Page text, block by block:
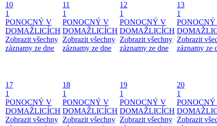
10
1
PONOCNÝ V
DOMAŽLICÍCH
Zobrazit všechny
záznamy ze dne
11
1
PONOCNÝ V
DOMAŽLICÍCH
Zobrazit všechny
záznamy ze dne
12
1
PONOCNÝ V
DOMAŽLICÍCH
Zobrazit všechny
záznamy ze dne
13
1
Zobrazit
záznamy ze
17
1
PONOCNÝ V
DOMAŽLICÍCH
Zobrazit všechny
18
1
PONOCNÝ V
DOMAŽLICÍCH
Zobrazit všechny
19
1
PONOCNÝ V
DOMAŽLICÍCH
Zobrazit všechny
20
1
Zobrazit